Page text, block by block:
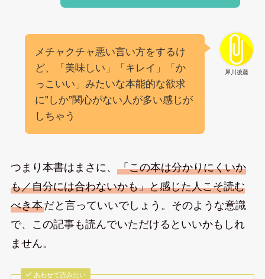
犀川後藤
メチャクチャ悪い言い方をするけ
ど、「美味しい」「キレイ」「か
っこいい」みたいな本能的な欲求
に”しか”関心がない人が多い感じが
しちゃう
つまり本書はまさに、 「この本は分かりにくいか
も／自分には合わないかも」と感じた人こそ読む
べき本だと言っていいでしょう。そのような意識
で、この記事も読んでいただけるといいかもしれ
ません。
あわせて読みたい